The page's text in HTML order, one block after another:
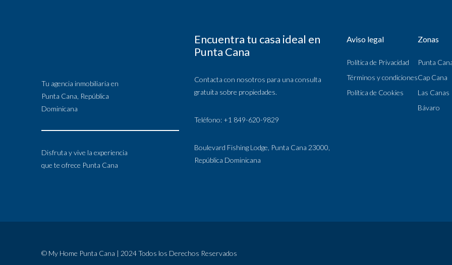
Tu agencia inmobiliaria en
Punta Cana, República
Dominicana
Disfruta y vive la experiencia
que te ofrece Punta Cana
Encuentra tu casa ideal en
Punta Cana
Contacta con nosotros para una consulta
gratuita sobre propiedades.
Teléfono: +1 849-620-9829
Boulevard Fishing Lodge, Punta Cana 23000,
República Dominicana
Aviso legal
Política de Privacidad
Términos y condiciones
Política de Cookies
Zonas
Punta
Cap Cana
Las Canas
Bávaro
© My Home Punta Cana | 2024 Todos los Derechos Reservados